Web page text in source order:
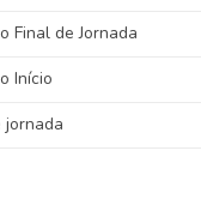
Final de Jornada
Início
jornada